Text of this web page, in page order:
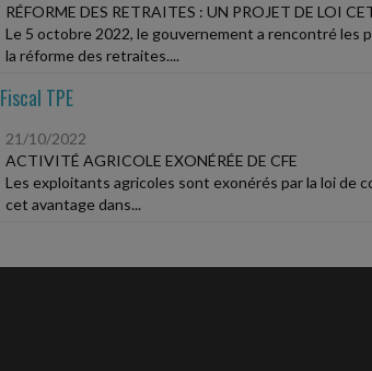
RÉFORME DES RETRAITES : UN PROJET DE LOI
Le 5 octobre 2022, le gouvernement a rencontré
la réforme des retraites....
Fiscal TPE
21/10/2022
ACTIVITÉ AGRICOLE EXONÉRÉE DE CFE
Les exploitants agricoles sont exonérés par la loi de
cet avantage dans...